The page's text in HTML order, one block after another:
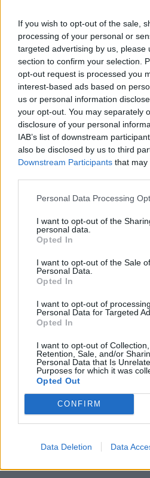
If you wish to opt-out of the sale,
processing of your personal or
targeted advertising by us, please
section to confirm your selection.
opt-out request is processed you
interest-based ads based on
us or personal information
your opt-out. You may separately
disclosure of your personal
IAB’s list of downstream
also be disclosed by us to third
Downstream Participants that may
Personal Data Processing
I want to opt-out of the
personal data.
Opted In
I want to opt-out of the Sale
Personal Data.
Opted In
I want to opt-out of
Personal Data for Targeted
Opted In
I want to opt-out of Collection,
Retention, Sale, and/or
Personal Data that Is
Purposes for which it was
Opted Out
CONFIRM
Data Deletion Data
UUTISET
Kela voi leikata
ulkomaanmatkan
4
VIIHDEUUTISET
Suolikaasun
Man -näytöksessä
paikalta
5
MATKAILU